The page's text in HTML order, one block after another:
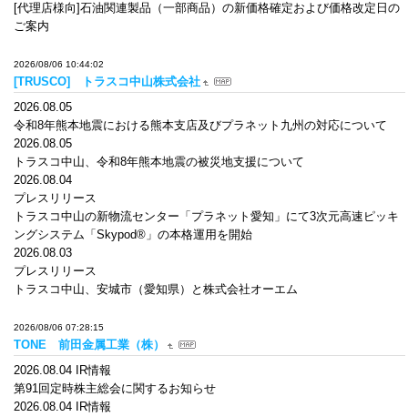
[代理店様向]石油関連製品（一部商品）の新価格確定および価格改定日の
ご案内
2026/08/06 10:44:02
[TRUSCO] トラスコ中山株式会社
2026.08.05
令和8年熊本地震における熊本支店及びプラネット九州の対応について
2026.08.05
トラスコ中山、令和8年熊本地震の被災地支援について
2026.08.04
プレスリリース
トラスコ中山の新物流センター「プラネット愛知」にて3次元高速ピッキ
ングシステム「Skypod®」の本格運用を開始
2026.08.03
プレスリリース
トラスコ中山、安城市（愛知県）と株式会社オーエム
2026/08/06 07:28:15
TONE 前田金属工業（株）
2026.08.04 IR情報
第91回定時株主総会に関するお知らせ
2026.08.04 IR情報